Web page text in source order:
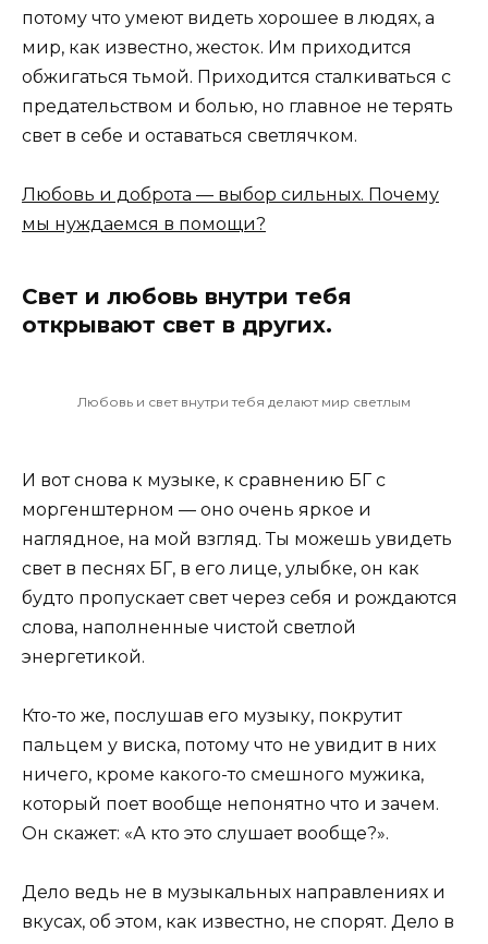
потому что умеют видеть хорошее в людях, а
мир, как известно, жесток. Им приходится
обжигаться тьмой. Приходится сталкиваться с
предательством и болью, но главное не терять
свет в себе и оставаться светлячком.
Любовь и доброта — выбор сильных. Почему
мы нуждаемся в помощи?
Свет и любовь внутри тебя
открывают свет в других.
Любовь и свет внутри тебя делают мир светлым
И вот снова к музыке, к сравнению БГ с
моргенштерном — оно очень яркое и
наглядное, на мой взгляд. Ты можешь увидеть
свет в песнях БГ, в его лице, улыбке, он как
будто пропускает свет через себя и рождаются
слова, наполненные чистой светлой
энергетикой.
Кто-то же, послушав его музыку, покрутит
пальцем у виска, потому что не увидит в них
ничего, кроме какого-то смешного мужика,
который поет вообще непонятно что и зачем.
Он скажет: «А кто это слушает вообще?».
Дело ведь не в музыкальных направлениях и
вкусах, об этом, как известно, не спорят. Дело в